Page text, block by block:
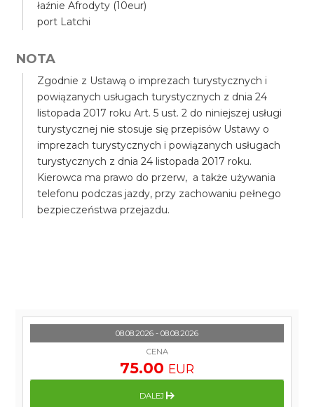
łaźnie Afrodyty (10eur)
port Latchi
NOTA
Zgodnie z Ustawą o imprezach turystycznych i
powiązanych usługach turystycznych z dnia 24
listopada 2017 roku Art. 5 ust. 2 do niniejszej usługi
turystycznej nie stosuje się przepisów Ustawy o
imprezach turystycznych i powiązanych usługach
turystycznych z dnia 24 listopada 2017 roku.
Kierowca ma prawo do przerw, a także używania
telefonu podczas jazdy, przy zachowaniu pełnego
bezpieczeństwa przejazdu.
08.08.2026 - 08.08.2026
CENA
75.00 EUR
DALEJ